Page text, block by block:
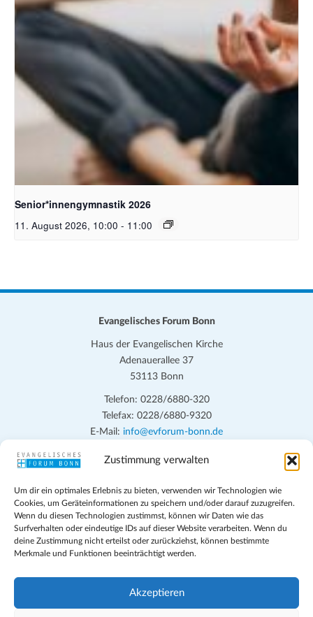
Zustimmung verwalten
Um dir ein optimales Erlebnis zu bieten, verwenden wir Technologien wie
Cookies, um Geräteinformationen zu speichern und/oder darauf zuzugreifen.
Wenn du diesen Technologien zustimmst, können wir Daten wie das
Surfverhalten oder eindeutige IDs auf dieser Website verarbeiten. Wenn du
deine Zustimmung nicht erteilst oder zurückziehst, können bestimmte
Merkmale und Funktionen beeinträchtigt werden.
Akzeptieren
Bild: Pixabay free
Senior*innengymnastik 2026
11. August 2026, 10:00 - 11:00
Evangelisches Forum Bonn
Haus der Evangelischen Kirche
Adenauerallee 37
53113 Bonn
Telefon: 0228/6880-320
Telefax: 0228/6880-9320
E-Mail: info@evforum-bonn.de
Das Evangelische Forum Bonn will in seinen zentralen
persönlichen, beruflichen, kirchlichen und öffentlichen Lebens
eingehen, zu offener Begegnung und ehrlicher Auseinandersetzung
anregen und mithelfen, aus der Verheißung des Evangeliums heraus
im individuellen und gesellschaftlichen Leben verantwortlich zu
denken, zu reden und zu handeln.
Impressum